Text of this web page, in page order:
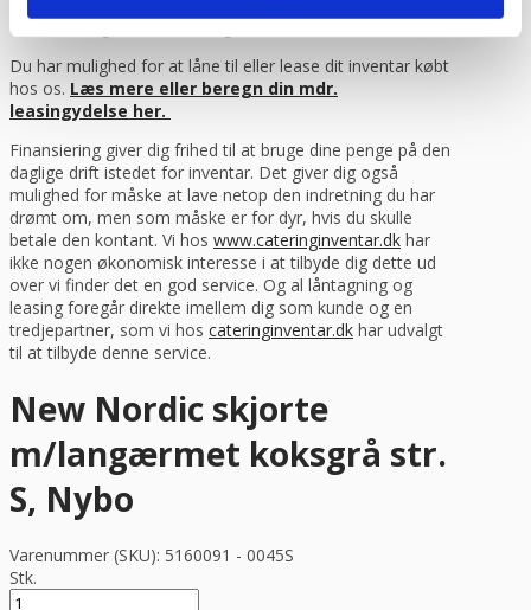
Finansiering via lån / leasing
Du har mulighed for at låne til eller lease dit inventar købt
hos os. Læs mere eller beregn din mdr.
leasingydelse her.
Finansiering giver dig frihed til at bruge dine penge på den
daglige drift istedet for inventar. Det giver dig også
mulighed for måske at lave netop den indretning du har
drømt om, men som måske er for dyr, hvis du skulle
betale den kontant. Vi hos www.cateringinventar.dk har
ikke nogen økonomisk interesse i at tilbyde dig dette ud
over vi finder det en god service. Og al låntagning og
leasing foregår direkte imellem dig som kunde og en
tredjepartner, som vi hos cateringinventar.dk har udvalgt
til at tilbyde denne service.
New Nordic skjorte
m/langærmet koksgrå str.
S, Nybo
Varenummer (SKU): 5160091 - 0045S
Stk.